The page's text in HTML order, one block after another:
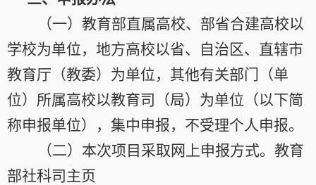
（一）教育部直属高校、部省合建高校以
学校为单位，地方高校以省、自治区、直辖市
教育厅（教委）为单位，其他有关部门（单
位）所属高校以教育司（局）为单位（以下简
称申报单位），集中申报，不受理个人申报。
（二）本次项目采取网上申报方式。教育
部社科司主页